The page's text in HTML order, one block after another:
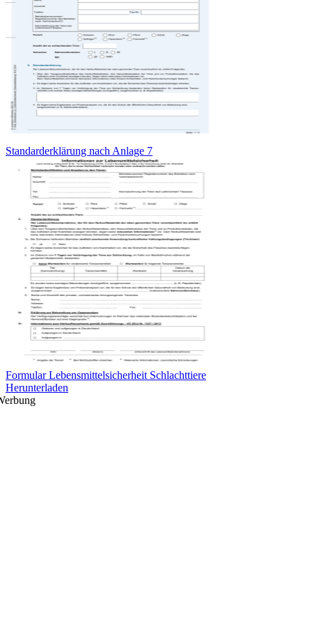
Standarderklärung nach Anlage 7
Formular Lebensmittelsicherheit Schlachttiere
Herunterladen